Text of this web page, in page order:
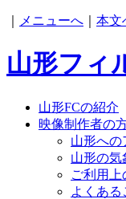
メニューへ 本文
山形フィ
山形FCの紹介
映像制作者の
山形への
山形の気
ご利用上
よくある